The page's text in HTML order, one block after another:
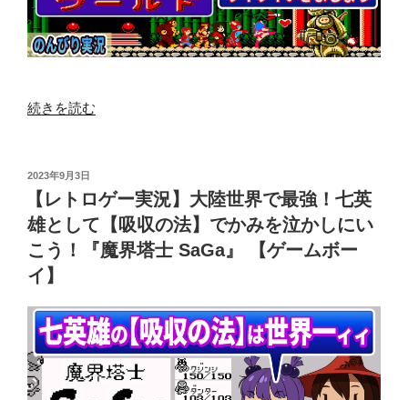
ゲ
ー
ム”
ィ
ン
グ！
ラ
タ』
【フ
ァ
ミ
コ
ゆ
っ
く
り
“【レ
ゲ
ー
実
況】
コ
ナ
ミ
の
お
祭
り
続きを読む
投
日:
2023年9月3日
【レトロゲー実況】大陸世界で最強！七英
雄として【吸収の法】でかみを泣かしにい
こう！『魔界塔士 SaGa』 【ゲームボー
イ】